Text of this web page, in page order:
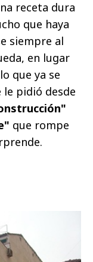
receta dura
que haya
siempre al
en lugar
que ya se
le pidió desde
que rompe